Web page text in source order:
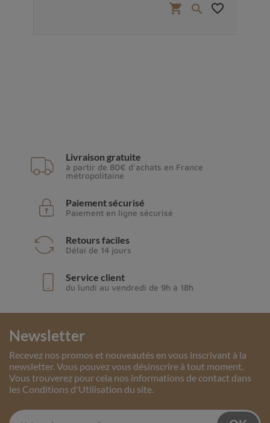
shopping_cart  favorite_border
Livraison gratuite
à partir de 80€ d'achats en France
métropolitaine
Paiement sécurisé
Paiement en ligne sécurisé
Retours faciles
Délai de 14 jours
Service client
du lundi au vendredi de 9h à 18h
Newsletter
Recevez nos promos et nouveautés en vous inscrivant à la
newsletter. Vous pouvez vous désinscrire à tout moment.
Vous trouverez pour cela nos informations de contact dans
les Conditions d'Utilisation du site.